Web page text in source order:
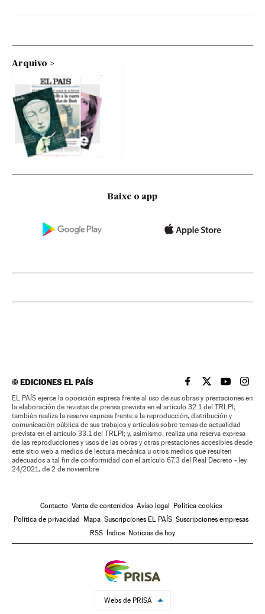
Arquivo
Baixe o app
©EDICIONES EL PAÍS EL PAÍS BRASIL EN
EL PAÍSEL PAÍS
EL
EL PAÍS ejerce la oposición expresa frente al uso de sus obras y prestaciones en
la elaboración de revistas de prensa prevista en el artículo 32.1 del TRLPI;
también realiza la reserva expresa frente a la reproducción, distribución y
comunicación pública de sus trabajos y artículos sobre temas de actualidad
prevista en el artículo 33.1 del TRLPI; y, asimismo, realiza una reserva expresa
de las reproducciones y usos de las obras y otras prestaciones accesibles desde
este sitio web a medios de lectura mecánica u otros medios que resulten
adecuados a tal fin de conformidad con el artículo 67.3 del Real Decreto - ley
24/2021, de 2 de noviembre
Contacto Venta de contenidos Aviso legal
Política cookies
Política de privacidad
Mapa Suscripciones EL PAÍS Suscripciones empresas
RSS
Índice Noticias de hoy
Webs de PRISA